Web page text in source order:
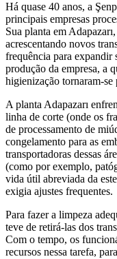
Há quase 40 anos, a
principais empresas
Sua planta em
acrescentando novos
frequência para expandir
produção da empresa, a
higienização tornaram-se
A planta Adapazarı
linha de corte (onde os
de processamento de
congelamento para as
transportadoras dessas
(como por exemplo,
vida útil abreviada da
exigia ajustes frequentes.
Para fazer a limpeza
teve de retirá-las dos
Com o tempo, os
recursos nessa tarefa,